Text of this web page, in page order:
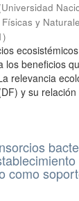
Universidad
y
)
los beneficios
relevancia
y su relación
como